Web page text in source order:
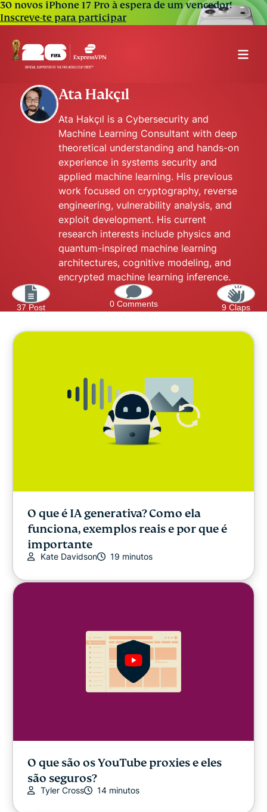
30 novos iPhone 17 Pro à espera de um vencedor!
Inscreve-te para participar
Ata Hakçıl
Ata Hakçıl is a Cybersecurity and
Machine Learning Consultant with deep
theoretical understanding and hands-on
experience in systems security and
applied machine learning. His previous
work focused on cryptography, reverse
engineering, vulnerability analysis, and
exploit development. His current
research interests include physics and
quantum-inspired machine learning
architectures, cognitive modeling, and
encrypted machine learning inference.
37 Post 0 Comments 9 Claps
O que é IA generativa? Como ela
funciona, exemplos reais e por que é
importante
Kate Davidson 19 minutos
O que são os YouTube proxies e eles
são seguros?
Tyler Cross 14 minutos